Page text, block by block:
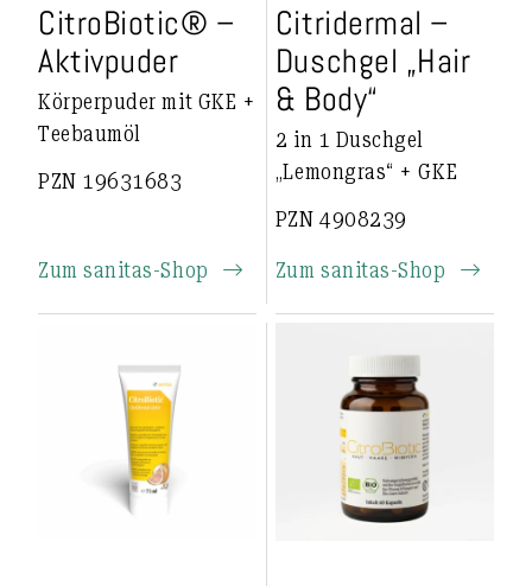
CitroBiotic® –
Aktivpuder
Körperpuder mit GKE +
Teebaumöl
PZN 19631683
Zum sanitas-Shop
Citridermal –
Duschgel „Hair
& Body“
2 in 1 Duschgel
„Lemongras“ + GKE
PZN 4908239
Zum sanitas-Shop